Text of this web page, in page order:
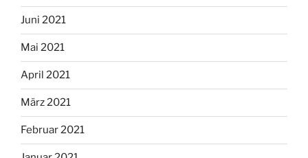
Juni 2021
Mai 2021
April 2021
März 2021
Februar 2021